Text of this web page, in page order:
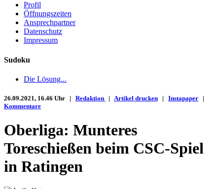
Profil
Öffnungszeiten
Ansprechpartner
Datenschutz
Impressum
Sudoku
Die Lösung...
26.09.2021, 16.46 Uhr | Redaktion | Artikel drucken | Instapaper |
Kommentare
Oberliga: Munteres
Toreschießen beim CSC-Spiel
in Ratingen